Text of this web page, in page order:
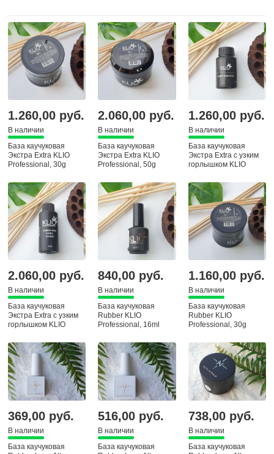
1.260,00 руб.
В наличии
База каучуковая
Экстра Extra KLIO
Professional, 30g
2.060,00 руб.
В наличии
База каучуковая
Экстра Extra KLIO
Professional, 50g
1.260,00 руб.
В наличии
База каучуковая
Экстра Extra с узким
горлышком KLIO
2.060,00 руб.
В наличии
База каучуковая
Экстра Extra с узким
горлышком KLIO
840,00 руб.
В наличии
База каучуковая
Rubber KLIO
Professional, 16ml
1.160,00 руб.
В наличии
База каучуковая
Rubber KLIO
Professional, 30g
369,00 руб.
В наличии
База каучуковая
516,00 руб.
В наличии
База каучуковая
738,00 руб.
В наличии
База каучуковая